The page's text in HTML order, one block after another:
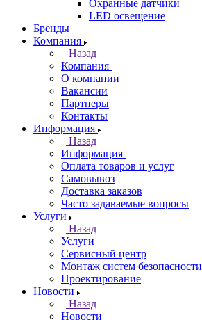
Охранные датчики
LED освещение
Бренды
Компания
Назад
Компания
О компании
Вакансии
Партнеры
Контакты
Информация
Назад
Информация
Оплата товаров и услуг
Самовывоз
Доставка заказов
Часто задаваемые вопросы
Услуги
Назад
Услуги
Сервисный центр
Монтаж систем безопасности
Проектирование
Новости
Назад
Новости